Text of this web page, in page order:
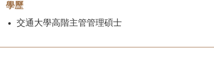
學歷
交通大學高階主管管理碩士